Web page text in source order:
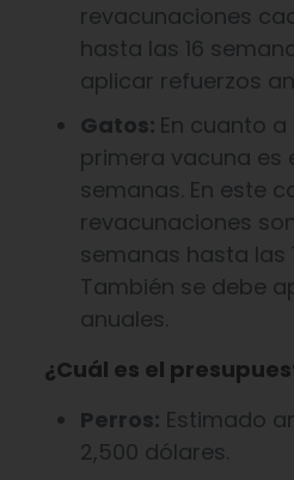
revacunaciones
hasta las 16
aplicar refuerzos
Gatos: En cuanto
primera vacuna es
semanas. En este
revacunaciones
semanas hasta las
También se debe
anuales.
¿Cuál es el
Perros: Estimado
2,500 dólares.